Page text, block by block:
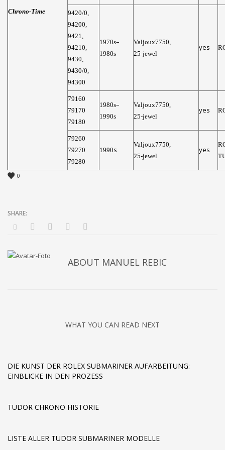
Chrono-Time
9420/0,
94200,
9421,
94210,
9430,
9430/0,
94300
1970s–
1980s
Valjoux7750,
25-jewel
yes
79160
79170
79180
1980s–
1990s
Valjoux7750,
25-jewel
yes
79260
79270
79280
1990s
Valjoux7750,
25-jewel
yes
0
ABOUT MANUEL REBIC
WHAT YOU CAN READ NEXT
DIE KUNST DER ROLEX SUBMARINER AUFARBEITUNG:
EINBLICKE IN DEN PROZESS
TUDOR CHRONO HISTORIE
LISTE ALLER TUDOR SUBMARINER MODELLE